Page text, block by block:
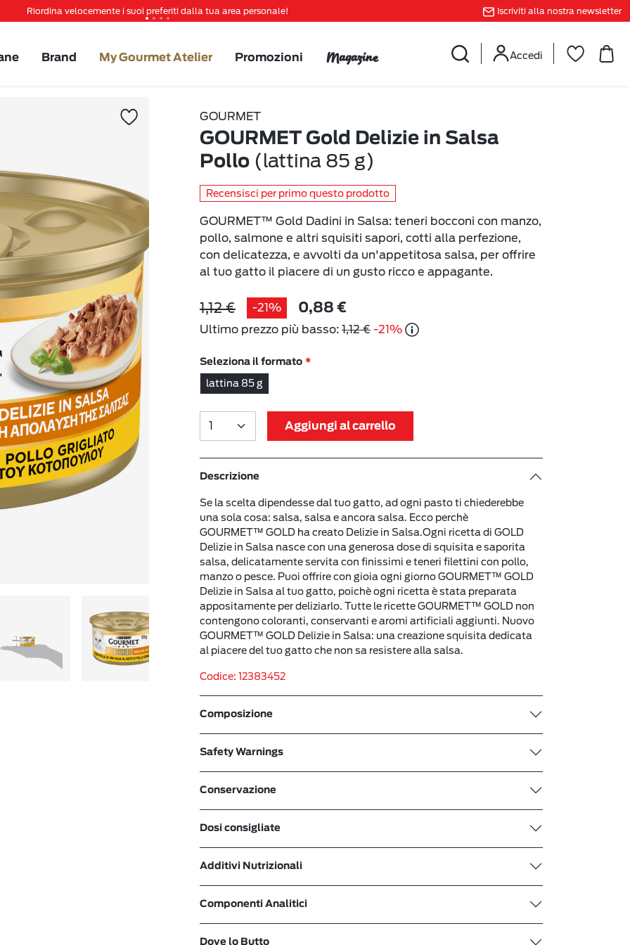
Riordina velocemente i suoi preferiti dalla tua area personale!
Spedizione gratuita a partire da 49 €
Iscriviti alla nostra newsletter
Brand My Gourmet Atelier Promozioni Magazine Accedi
GOURMET
GOURMET Gold Delizie in Salsa
Pollo (lattina 85 g)
Recensisci per primo questo prodotto
GOURMET™ Gold Dadini in Salsa: teneri bocconi con manzo,
pollo, salmone e altri squisiti sapori, cotti alla perfezione,
con delicatezza, e avvolti da un'appetitosa salsa, per offrire
al tuo gatto il piacere di un gusto ricco e appagante.
1,12 € -21% 0,88 €
Ultimo prezzo più basso: 1,12 € -21%
Seleziona il formato
lattina 85 g
Aggiungi al carrello
Descrizione
Se la scelta dipendesse dal tuo gatto, ad ogni pasto ti chiederebbe
una sola cosa: salsa, salsa e ancora salsa. Ecco perchè
GOURMET™ GOLD ha creato Delizie in Salsa.Ogni ricetta di GOLD
Delizie in Salsa nasce con una generosa dose di squisita e saporita
salsa, delicatamente servita con finissimi e teneri filettini con pollo,
manzo o pesce. Puoi offrire con gioia ogni giorno GOURMET™ GOLD
Delizie in Salsa al tuo gatto, poichè ogni ricetta è stata preparata
appositamente per deliziarlo. Tutte le ricette GOURMET™ GOLD non
contengono coloranti, conservanti e aromi artificiali aggiunti. Nuovo
GOURMET™ GOLD Delizie in Salsa: una creazione squisita dedicata
al piacere del tuo gatto che non sa resistere alla salsa.
Codice: 12383452
Composizione
Safety Warnings
Conservazione
Dosi consigliate
Additivi Nutrizionali
Componenti Analitici
Dove lo Butto